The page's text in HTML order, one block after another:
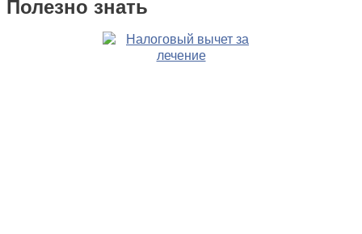
Полезно знать